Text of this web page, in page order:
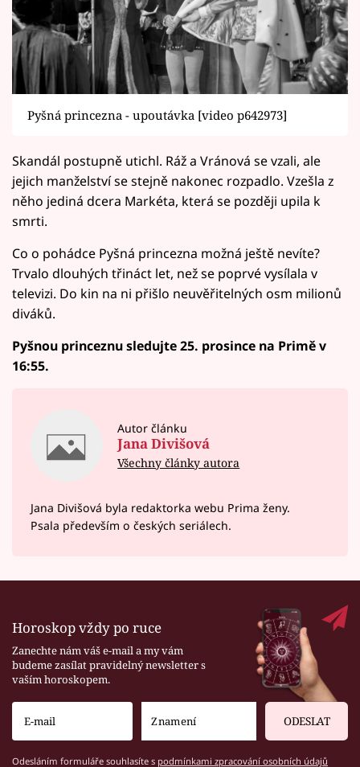
Pyšná princezna - upoutávka [video p642973]
Skandál postupně utichl. Ráž a Vránová se vzali, ale
jejich manželství se stejně nakonec rozpadlo. Vzešla z
něho jediná dcera Markéta, která se později upila k
smrti.
Co o pohádce Pyšná princezna možná ještě nevíte?
Trvalo dlouhých třináct let, než se poprvé vysílala v
televizi. Do kin na ni přišlo neuvěřitelných osm milionů
diváků.
Pyšnou princeznu sledujte 25. prosince na Primě v
16:55.
Autor článku
Jana Divišová
Všechny články autora
Jana Divišová byla redaktorka webu Prima ženy.
Psala především o českých seriálech.
Horoskop vždy po ruce
Zanechte nám váš e-mail a my vám
budeme zasílat pravidelný newsletter s
vaším horoskopem.
ODESLAT
Odesláním formuláře souhlasíte s podmínkami zpracování osobních údajů